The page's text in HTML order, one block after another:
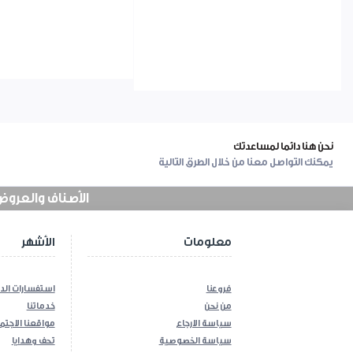
نحن هنا دائما لمساعدتك
يمكنك التواصل معنا من خلال الطرق التالية
الأصناف والعروض
الأشهر
استفسارات
خدماتنا
مواقعنا
تحف وهدايا
معلومات
فروعنا
من نحن
سياسة الارجاع
سياسة الخصوصية